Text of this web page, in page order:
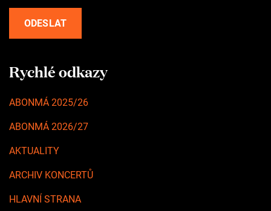
Rychlé odkazy
ABONMÁ 2025/26
ABONMÁ 2026/27
AKTUALITY
ARCHIV KONCERTŮ
HLAVNÍ STRANA